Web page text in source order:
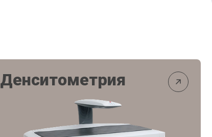
Денситометрия